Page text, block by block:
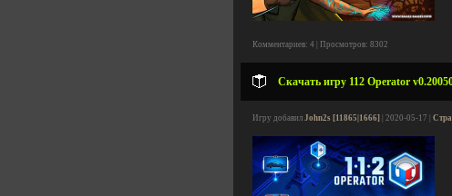
Комментариев: 4 | Просмотров: 8302
Скачать игру 112 Operator
Игру добавил John2s [11865|1666] | 2020-05-17 |